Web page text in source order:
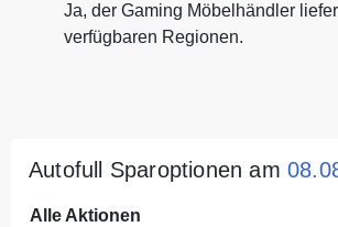
Ja, der Gaming Möbelhändler
verfügbaren Regionen.
Autofull Sparoptionen am
Alle Aktionen